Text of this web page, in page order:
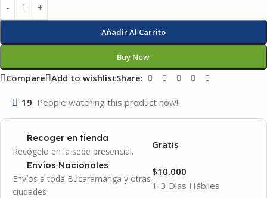
Añadir Al Carrito
Buy Now
Compare Add to wishlistShare:
19 People watching this product now!
Recoger en tienda
Recógelo en la sede presencial.
Gratis
Envíos Nacionales
Envíos a toda Bucaramanga y otras
ciudades
1-3 Dias Hábiles
$10.000